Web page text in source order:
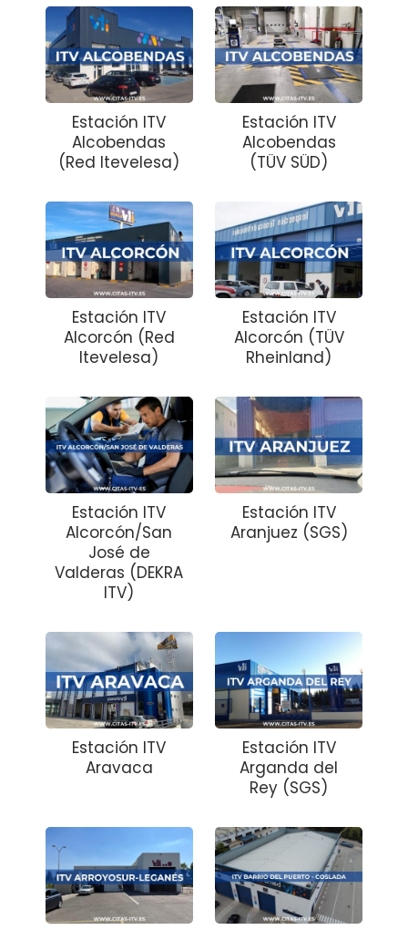
Estación ITV
Alcobendas
(Red Itevelesa)
Estación ITV
Alcobendas
(TÜV SÜD)
Estación ITV
Alcorcón (Red
Itevelesa)
Estación ITV
Alcorcón (TÜV
Rheinland)
Estación ITV
Alcorcón/San
José de
Valderas (DEKRA
ITV)
Estación ITV
Aranjuez (SGS)
Estación ITV
Aravaca
Estación ITV
Arganda del
Rey (SGS)